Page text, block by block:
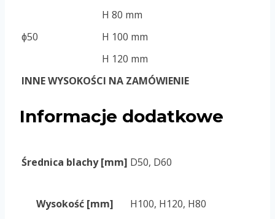
ɸ50
H 80 mm
H 100 mm
H 120 mm
INNE WYSOKOŚCI NA ZAMÓWIENIE
Informacje dodatkowe
Średnica blachy [mm] D50, D60
Wysokość [mm] H100, H120, H80